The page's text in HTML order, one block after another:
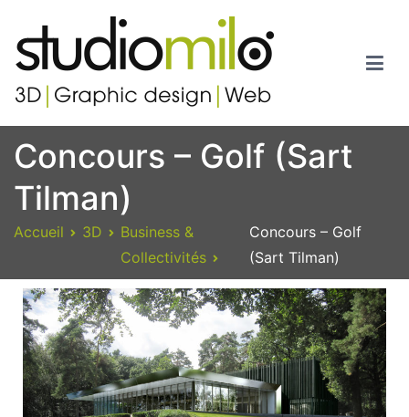
Studiomilo
Votre spécialiste en 3D, Images de synthèse, Graphic design et
Web
Concours – Golf (Sart
Tilman)
Accueil 3D
Business &
Collectivités
Concours – Golf
(Sart Tilman)